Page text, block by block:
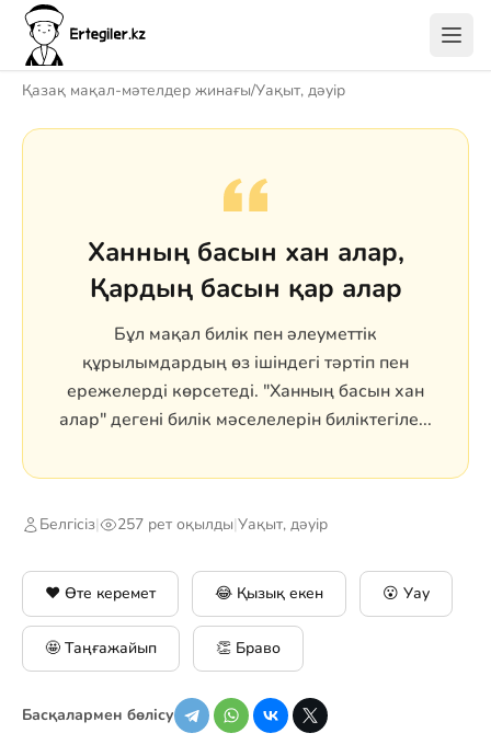
Қазақ мақал-мәтелдер жинағы/Уақыт, дәуір
Ханның басын хан алар,
Қардың басын қар алар
Бұл мақал билік пен әлеуметтік
құрылымдардың өз ішіндегі тәртіп пен
ережелерді көрсетеді. "Ханның басын хан
алар" дегені билік мәселелерін биліктегіле...
Белгісіз| 257 рет оқылды|Уақыт, дәуір
❤️ Өте керемет 😂 Қызық екен 😮 Уау
🤩 Таңғажайып 👏 Браво
Басқалармен бөлісу